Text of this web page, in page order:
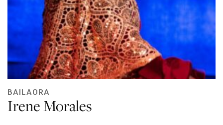
BAILAORA
Irene Morales